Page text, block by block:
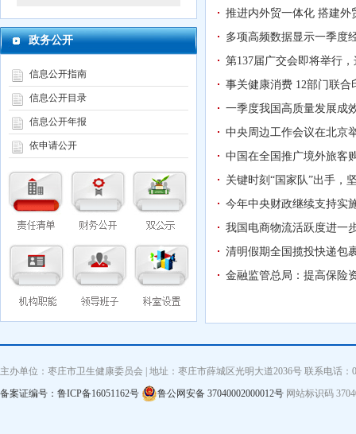
政务公开
信息公开指南
信息公开目录
信息公开年报
依申请公开
推进内外贸一体化 搭建外
多项高频数据显示一季度
第137届广交会即将举行
事关健康消费 12部门联合
一季度我国高质量发展成
中央周边工作会议在北京
中国在全国推广境外旅客
关键时刻“国家队”出手，
今年中央财政继续支持实
我国电商物流活跃度进一
清明假期全国揽投快递包
金融监管总局：提高保险
主办单位：枣庄市卫生健康委员会 | 地址：枣庄市薛城区光明大道2036号 联系电话
备案证编号：鲁ICP备16051162号
鲁公网安备 37040002000012号 网站标识码